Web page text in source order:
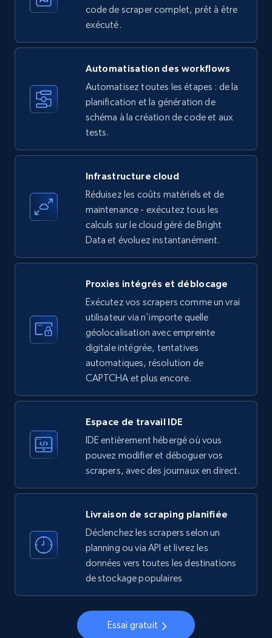
upc numbers
Title, Seller name, Brand, Description, Initial
price, Currency, Availability, Reviews count, and
35.3K+ 5.7K+ Essai gratuit
LinkedIn company information
Employees in linkedin, About, Specialties, and
more.
3.5K+ Essai gratuit
Instagram - Profiles
Account, Fbid, ID, Followers, Posts count, Is
business account, Is professional account, Is
verified, and more.
3.5K+ Essai gratuit
Instagram - Profiles - Collect profile
information by user name
Account, Fbid, ID, Followers, Posts count, Is
business account, Is professional account, Is
verified, and more.
3.5K+ Essai gratuit
Crunchbase companies information
Name, URL, ID, Cb rank, Region, About,
Industries, Operating status, and more.
code de scraper complet, prêt à être
exécuté.
Automatisation des workflows
Automatisez toutes les étapes : de la
planification et la génération de
schéma à la création de code et aux
tests.
Infrastructure cloud
Réduisez les coûts matériels et de
maintenance - exécutez tous les
calculs sur le cloud géré de Bright
Data et évoluez instantanément.
Proxies intégrés et déblocage
Exécutez vos scrapers comme un vrai
utilisateur via n'importe quelle
géolocalisation avec empreinte
digitale intégrée, tentatives
automatiques, résolution de
CAPTCHA et plus encore.
Espace de travail IDE
IDE entièrement hébergé où vous
pouvez modifier et déboguer vos
scrapers, avec des journaux en direct.
Livraison de scraping planifiée
Déclenchez les scrapers selon un
planning ou via API et livrez les
données vers toutes les destinations
de stockage populaires
Essai gratuit